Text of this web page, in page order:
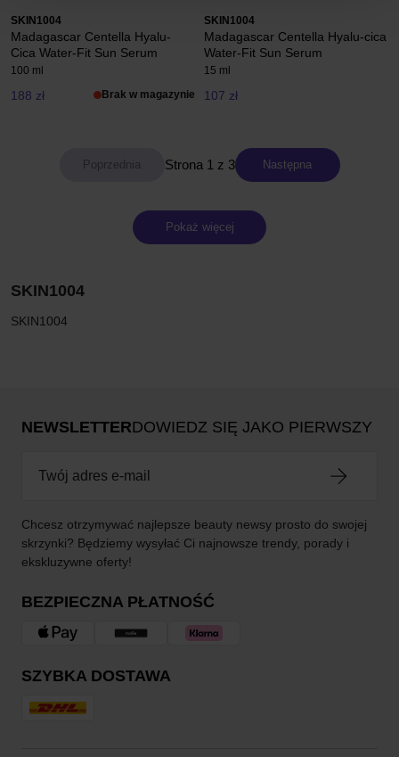
SKIN1004
Madagascar Centella Hyalu-
Cica Water-Fit Sun Serum
100 ml
188 zł Brak w magazynie
SKIN1004
Madagascar Centella Hyalu-cica
Water-Fit Sun Serum
15 ml
107 zł
Strona 1 z 3 Następna
Pokaż więcej
SKIN1004
SKIN1004
NEWSLETTERDOWIEDZ SIĘ JAKO PIERWSZY
Chcesz otrzymywać najlepsze beauty newsy prosto do swojej
skrzynki? Będziemy wysyłać Ci najnowsze trendy, porady i
ekskluzywne oferty!
BEZPIECZNA PŁATNOŚĆ
SZYBKA DOSTAWA